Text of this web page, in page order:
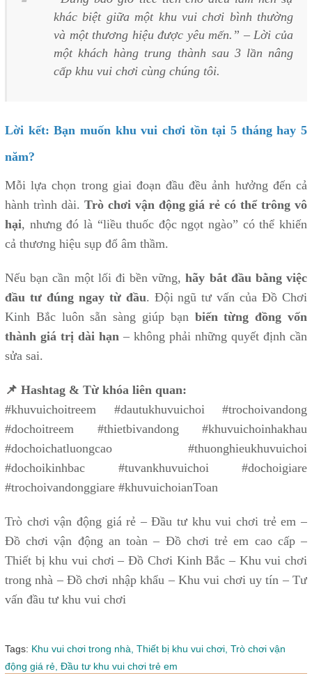
khác biệt giữa một khu vui chơi bình thường
và một thương hiệu được yêu mến.” – Lời của
một khách hàng trung thành sau 3 lần nâng
cấp khu vui chơi cùng chúng tôi.
Lời kết: Bạn muốn khu vui chơi tồn tại 5 tháng hay 5
năm?
Mỗi lựa chọn trong giai đoạn đầu đều ảnh hưởng đến cả
hành trình dài. Trò chơi vận động giá rẻ có thể trông vô
hại, nhưng đó là “liều thuốc độc ngọt ngào” có thể khiến
cả thương hiệu sụp đổ âm thầm.
Nếu bạn cần một lối đi bền vững,hãy bắt đầu bằng việc
đầu tư đúng ngay từ đầu. Đội ngũ tư vấn của Đồ Chơi
Kinh Bắc luôn sẵn sàng giúp bạn biến từng đồng vốn
thành giá trị dài hạn – không phải những quyết định cần
sửa sai.
📌 Hashtag & Từ khóa liên quan:
#khuvuichoitreem #dautukhuvuichoi #trochoivandong
#dochoitreem #thietbivandong #khuvuichoinhakhau
#dochoichatluongcao #thuonghieukhuvuichoi
#dochoikinhbac #tuvankhuvuichoi #dochoigiare
#trochoivandonggiare #khuvuichoianToan
Trò chơi vận động giá rẻ – Đầu tư khu vui chơi trẻ em –
Đồ chơi vận động an toàn – Đồ chơi trẻ em cao cấp –
Thiết bị khu vui chơi – Đồ Chơi Kinh Bắc – Khu vui chơi
trong nhà – Đồ chơi nhập khẩu – Khu vui chơi uy tín – Tư
vấn đầu tư khu vui chơi
Tags: Khu vui chơi trong nhà, Thiết bị khu vui chơi, Trò chơi vận
động giá rẻ, Đầu tư khu vui chơi trẻ em